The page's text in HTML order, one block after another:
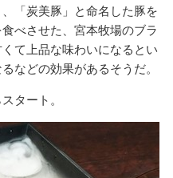
「炭美豚」と命名した豚を
べさせた、宮本牧場のブラ
て上品な味わいになるとい
などの効果があるそうだ。
タート。